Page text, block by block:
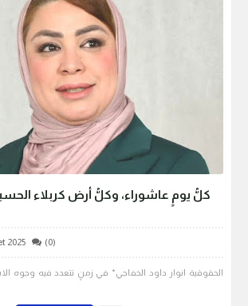
كلُّ يومٍ عاشوراء، وكلُّ أرض كربلاء
2025 (0)